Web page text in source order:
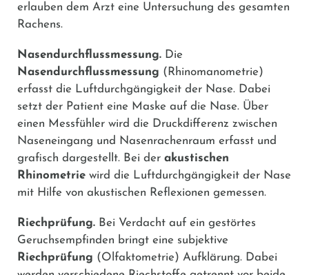
erlauben dem Arzt eine Untersuchung des gesamten
Rachens.
Nasendurchflussmessung. Die
Nasendurchflussmessung (Rhinomanometrie)
erfasst die Luftdurchgängigkeit der Nase. Dabei
setzt der Patient eine Maske auf die Nase. Über
einen Messfühler wird die Druckdifferenz zwischen
Naseneingang und Nasenrachenraum erfasst und
grafisch dargestellt. Bei der akustischen
Rhinometrie wird die Luftdurchgängigkeit der Nase
mit Hilfe von akustischen Reflexionen gemessen.
Riechprüfung. Bei Verdacht auf ein gestörtes
Geruchsempfinden bringt eine subjektive
Riechprüfung (Olfaktometrie) Aufklärung. Dabei